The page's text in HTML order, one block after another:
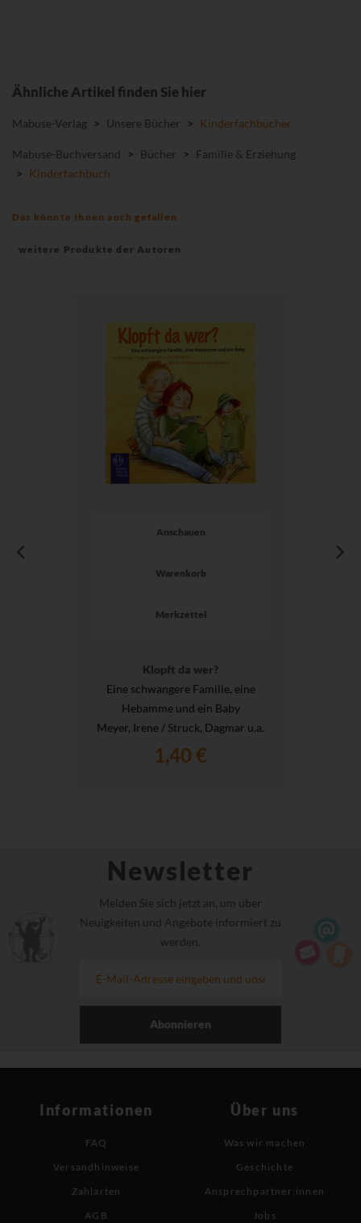
Ähnliche Artikel finden Sie hier
Mabuse-Verlag > Unsere Bücher > Kinderfachbücher
Mabuse-Buchversand > Bücher > Familie & Erziehung
> Kinderfachbuch
Das könnte Ihnen auch gefallen
weitere Produkte der Autoren
Anschauen
Warenkorb
Merkzettel
Klopft da wer?
Eine schwangere Familie, eine
Hebamme und ein Baby
Meyer, Irene / Struck, Dagmar u.a.
1,40 €
Newsletter
Melden Sie sich jetzt an, um über
Neuigkeiten und Angebote informiert zu
werden.
Abonnieren
Informationen
FAQ
Versandhinweise
Zahlarten
AGB
Über uns
Was wir machen
Geschichte
Ansprechpartner:innen
Jobs